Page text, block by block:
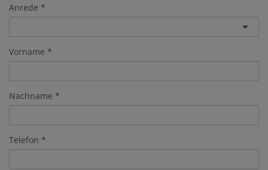
Anrede
Vorname
Nachname
Telefon